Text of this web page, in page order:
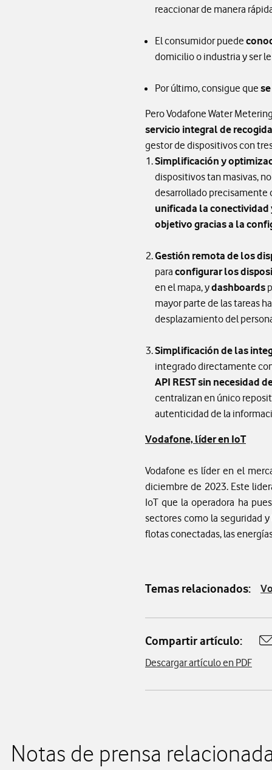
reaccionar de manera
El consumidor puede
domicilio o industria y ser
Por último, consigue que
Pero Vodafone Water
servicio integral de
gestor de dispositivos con
Simplificación y
dispositivos tan masivas,
desarrollado precisamente
unificada la conectividad
objetivo gracias a la
Gestión remota de los
para configurar los
en el mapa, ydashboards
mayor parte de las tareas
desplazamiento del
Simplificación de las
integrado directamente
API REST sin necesidad
centralizan en único
autenticidad de la
Vodafone, líder en IoT
Vodafone es líder en el
diciembre de 2023. Este
IoT que la operadora ha
sectores como la seguridad
flotas conectadas, las
Temas relacionados:
Compartir artículo:
Descargar artículo en PDF
Notas de prensa